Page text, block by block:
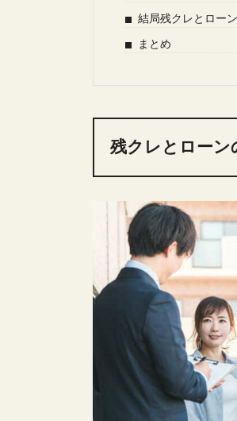
結局残クレとロー
まとめ
残クレとローン